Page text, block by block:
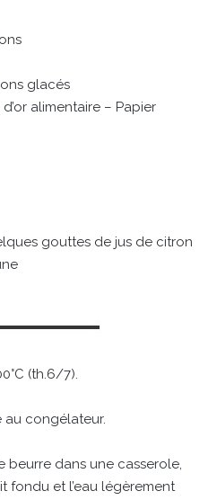
glacés
alimentaire – Papier
gouttes de jus de citron
(th.6/7).
au congélateur.
beurre dans une casserole,
fondu et l’eau légèrement